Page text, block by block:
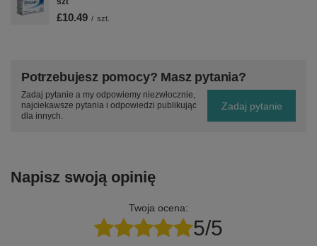
£10.49 / szt.
Potrzebujesz pomocy? Masz pytania?
Zadaj pytanie a my odpowiemy niezwłocznie,
najciekawsze pytania i odpowiedzi publikując
dla innych.
Zadaj pytanie
Napisz swoją opinię
Twoja ocena:
5/5